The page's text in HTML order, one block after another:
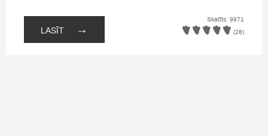
LASĪT →
Skatīts: 9971
(28)